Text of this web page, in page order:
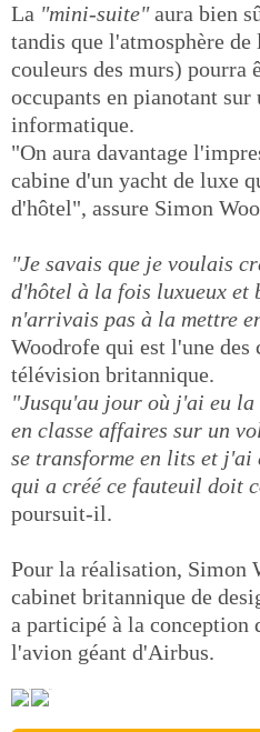
La "mini-suite"aura bien
tandis que l'atmosphère
couleurs des murs) pourra
occupants en pianotant sur
informatique.
"On aura davantage
cabine d'un yacht de luxe
d'hôtel", assure Simon
"Je savais que je voulais
d'hôtel à la fois luxueux et
n'arrivais pas à la mettre
Woodrofe qui est l'une des
télévision britannique.
"Jusqu'au jour où j'ai eu la
en classe affaires sur un
se transforme en lits et
qui a créé ce fauteuil doit
poursuit-il.
Pour la réalisation, Simon
cabinet britannique de
a participé à la conception
l'avion géant d'Airbus.